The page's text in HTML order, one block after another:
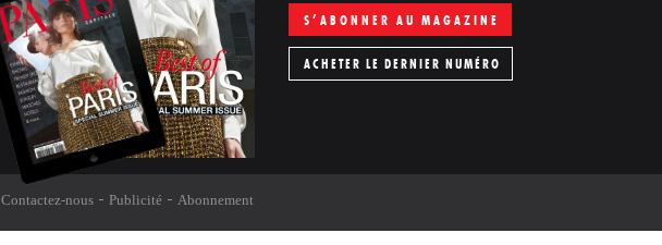
S’ABONNER AU MAGAZINE
ACHETER LE DERNIER NUMÉRO
Contactez-nous Publicité Abonnement